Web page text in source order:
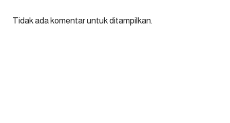
Tidak ada komentar untuk ditampilkan.